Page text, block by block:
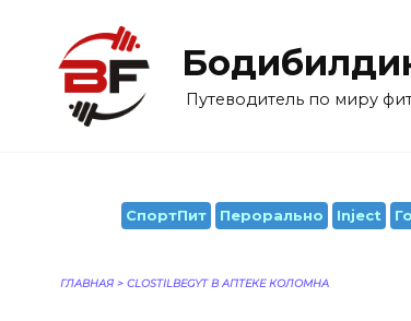
содержанию
Путеводитель по миру
СпортПит Перорально Inject
ГЛАВНАЯ > CLOSTILBEGYT В АПТЕКЕ КОЛОМНА